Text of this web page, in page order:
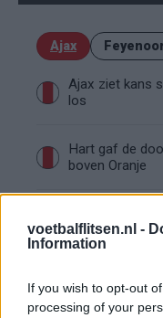
voetbalflitsen.nl -
Information
If you wish to opt-out
processing of your
Ajax
Ajax ziet kans
los
Hart gaf de
boven Oranje
contractdetails
koopoptie van